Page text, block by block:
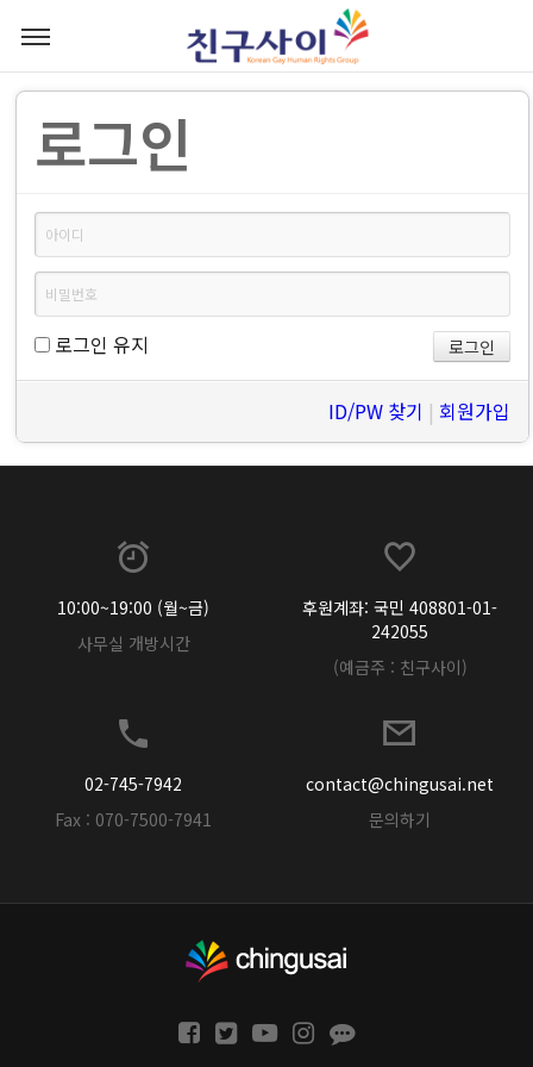
로그인
로그인 유지
ID/PW 찾기 | 회원가입
10:00~19:00 (월~금)
사무실 개방시간
후원계좌: 국민 408801-01-
242055
(예금주 : 친구사이)
02-745-7942
Fax : 070-7500-7941
contact@chingusai.net
문의하기